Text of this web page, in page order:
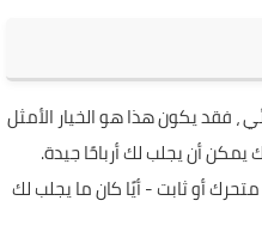
، فقد يكون هذا هو الخيار الأمثل
أن يجلب لك أرباحًا جيدة.
أو ثابت - أيًا كان ما يجلب لك